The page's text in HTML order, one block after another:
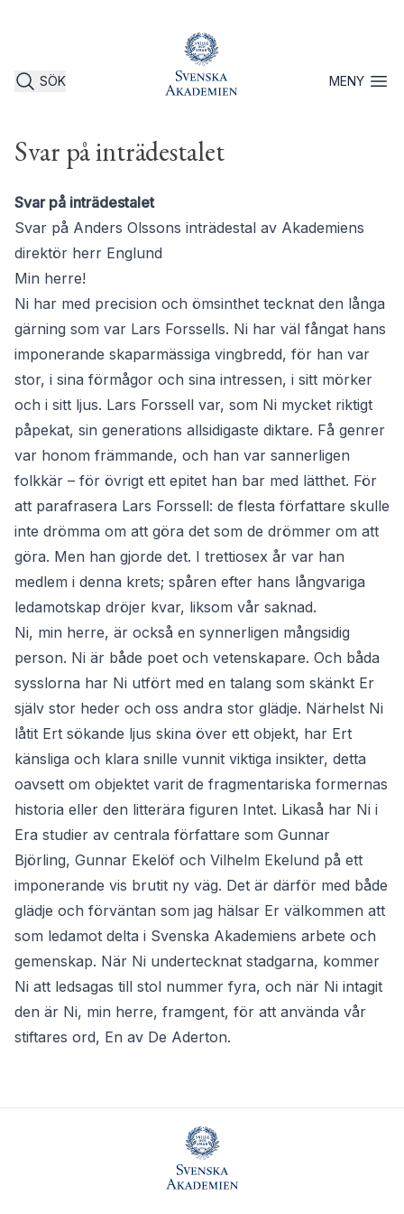
SÖK MENYÖppna
Svar på inträdestalet
Svar på inträdestalet
Svar på Anders Olssons inträdestal av Akademiens
direktör herr Englund
Min herre!
Ni har med precision och ömsinthet tecknat den långa
gärning som var Lars Forssells. Ni har väl fångat hans
imponerande skaparmässiga vingbredd, för han var
stor, i sina förmågor och sina intressen, i sitt mörker
och i sitt ljus. Lars Forssell var, som Ni mycket riktigt
påpekat, sin generations allsidigaste diktare. Få genrer
var honom främmande, och han var sannerligen
folkkär – för övrigt ett epitet han bar med lätthet. För
att parafrasera Lars Forssell: de flesta författare skulle
inte drömma om att göra det som de drömmer om att
göra. Men han gjorde det. I trettiosex år var han
medlem i denna krets; spåren efter hans långvariga
ledamotskap dröjer kvar, liksom vår saknad.
Ni, min herre, är också en synnerligen mångsidig
person. Ni är både poet och vetenskapare. Och båda
sysslorna har Ni utfört med en talang som skänkt Er
själv stor heder och oss andra stor glädje. Närhelst Ni
låtit Ert sökande ljus skina över ett objekt, har Ert
känsliga och klara snille vunnit viktiga insikter, detta
oavsett om objektet varit de fragmentariska formernas
historia eller den litterära figuren Intet. Likaså har Ni i
Era studier av centrala författare som Gunnar
Björling, Gunnar Ekelöf och Vilhelm Ekelund på ett
imponerande vis brutit ny väg. Det är därför med både
glädje och förväntan som jag hälsar Er välkommen att
som ledamot delta i Svenska Akademiens arbete och
gemenskap. När Ni undertecknat stadgarna, kommer
Ni att ledsagas till stol nummer fyra, och när Ni intagit
den är Ni, min herre, framgent, för att använda vår
stiftares ord, En av De Aderton.